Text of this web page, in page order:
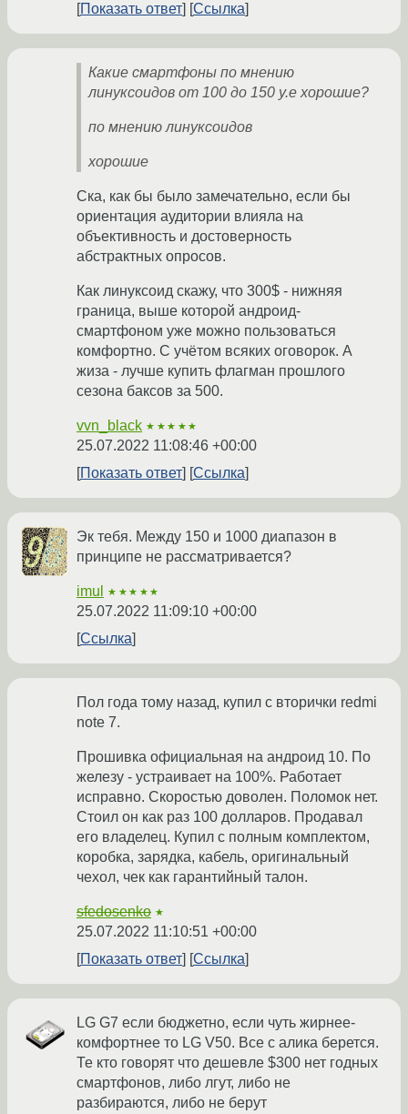
Показать ответ
Ссылка
Какие смартфоны по мнению
линуксоидов от 100 до 150 у.е хорошие?
по мнению линуксоидов
хорошие
Ска, как бы было замечательно, если бы
ориентация аудитории влияла на
объективность и достоверность
абстрактных опросов.
Как линуксоид скажу, что 300$ - нижняя
граница, выше которой андроид-
смартфоном уже можно пользоваться
комфортно. С учётом всяких оговорок. А
жиза - лучше купить флагман прошлого
сезона баксов за 500.
vvn_black ★★★★★
25.07.2022 11:08:46 +00:00
Показать ответ
Ссылка
Эк тебя. Между 150 и 1000 диапазон в
принципе не рассматривается?
imul ★★★★★
25.07.2022 11:09:10 +00:00
Ссылка
Пол года тому назад, купил с вторички redmi
note 7.
Прошивка официальная на андроид 10. По
железу - устраивает на 100%. Работает
исправно. Скоростью доволен. Поломок нет.
Стоил он как раз 100 долларов. Продавал
его владелец. Купил с полным комплектом,
коробка, зарядка, кабель, оригинальный
чехол, чек как гарантийный талон.
sfedosenko ★
25.07.2022 11:10:51 +00:00
Показать ответ
Ссылка
LG G7 если бюджетно, если чуть жирнее-
комфортнее то LG V50. Все с алика берется.
Те кто говорят что дешевле $300 нет годных
смартфонов, либо лгут, либо не
разбираются, либо не берут